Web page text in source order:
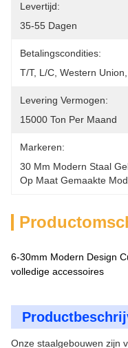
Levertijd:
35-55 Dagen
Betalingscondities:
T/T, L/C, Western Union,
Levering Vermogen:
15000 Ton Per Maand
Markeren:
30 Mm Modern Staal
Op Maat Gemaakte
6-30mm Modern Design
volledige accessoires
Onze staalgebouwen zijn